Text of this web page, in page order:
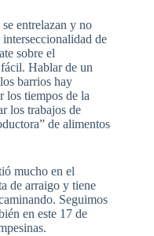
entrelazan y no
de
sobre el
Hablar de un
barrios hay
los tiempos de la
los trabajos de
de alimentos
mucho en el
de arraigo y tiene
Seguimos
en este 17 de